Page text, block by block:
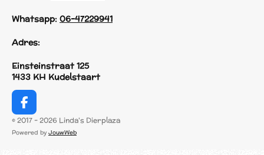
Whatsapp: 06-47229941
Adres:
Einsteinstraat 125
1433 KH Kudelstaart
F
a
c
© 2017 - 2026 Linda's Dierplaza
Powered by JouwWeb